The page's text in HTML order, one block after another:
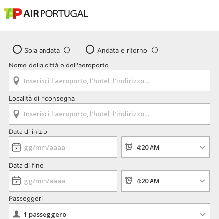
Sola andata
Andata e ritorno
Nome della città o dell'aeroporto
Località di riconsegna
Data di inizio
Data di fine
Passeggeri